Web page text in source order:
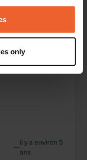
or by clicking on
location
several meters
data is processed
and ads, to
analyse our traffic.
only
—il y a environ 5
ans